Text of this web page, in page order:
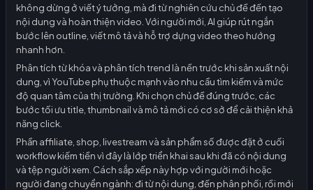
không dừng ở viết ý tưởng, mà đi từ nghiên cứu chủ đề đến tạo
nội dung và hoàn thiện video. Với người mới, AI giúp rút ngắn
bước lên outline, viết mô tả và hỗ trợ dựng video theo hướng
nhanh hơn.
Phân tích từ khóa và phân tích trend là nền trước khi sản xuất nội
dung, vì YouTube phụ thuộc mạnh vào nhu cầu tìm kiếm và mức
độ quan tâm của thị trường. Khi chọn chủ đề đúng trước, các
bước tối ưu title, thumbnail và mô tả mới có cơ sở để cải thiện khả
năng click.
Phần affiliate, shop, livestream và sản phẩm số được đặt ở cuối
workflow kiếm tiền vì đây là lớp triển khai sau khi đã có nội dung
và tệp người xem. Cách sắp xếp này hợp với người mới hoặc
người đang chuyển ngành: đi từ nội dung, đến phân phối, rồi mới